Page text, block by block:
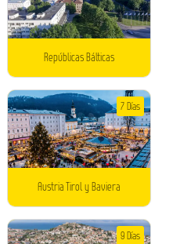
Repúblicas Bálticas
Austria Tirol y Baviera
7 Días
9 Días